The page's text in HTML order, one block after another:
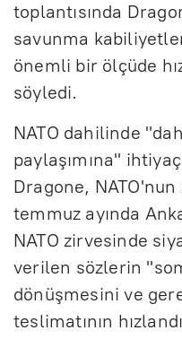
toplantısında
savunma
önemli bir ölçüde
söyledi.
NATO dahilinde
paylaşımına"
Dragone,
temmuz ayında
NATO zirvesinde
verilen sözlerin
dönüşmesini ve
teslimatının